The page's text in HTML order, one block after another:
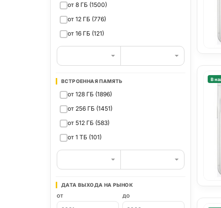
от 8 ГБ (1500)
от 12 ГБ (776)
от 16 ГБ (121)
ВСТРОЕННАЯ ПАМЯТЬ
от 128 ГБ (1896)
от 256 ГБ (1451)
от 512 ГБ (583)
от 1 ТБ (101)
ДАТА ВЫХОДА НА РЫНОК
ОТ ДО
В